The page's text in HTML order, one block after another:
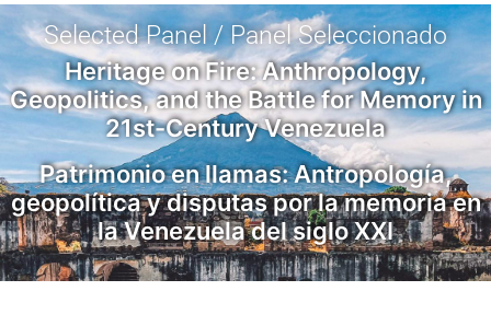
Selected Panel / Panel Seleccionado
Heritage on Fire: Anthropology,
Geopolitics, and the Battle for Memory in
21st-Century Venezuela
Patrimonio en llamas: Antropología,
geopolítica y disputas por la memoria en
la Venezuela del siglo XXI